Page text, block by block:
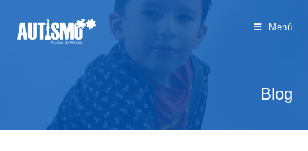
Menú
Blog